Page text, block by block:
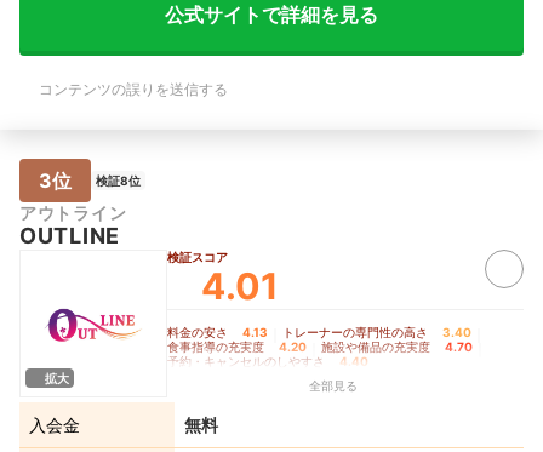
ウンセリングに行
でできますし、ま
れておく、とかも
公式サイトで詳細を見る
コンテンツの誤りを送信する
3位 検証8位
アウトライン
OUTLINE
拡大
検証スコア
4.01
料金の安さ 4.13 トレーナーの専門性の高さ 3.40
食事指導の充実度 4.20 施設や備品の充実度 4.70
予約・キャンセルのしやすさ
4.40
全部見る
入会金 無料